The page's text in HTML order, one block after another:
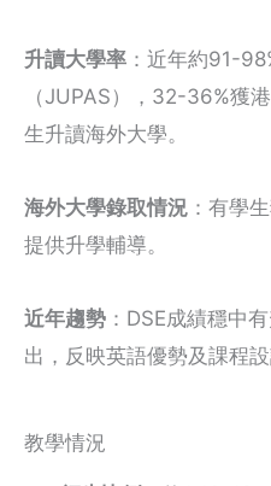
升讀大學率 ：近年約91-
（JUPAS），32-36%獲
生升讀海外大學。
海外大學錄取情況 ：有學
提供升學輔導。
近年趨勢 ：DSE成績穩中
出，反映英語優勢及課程設
教學情況